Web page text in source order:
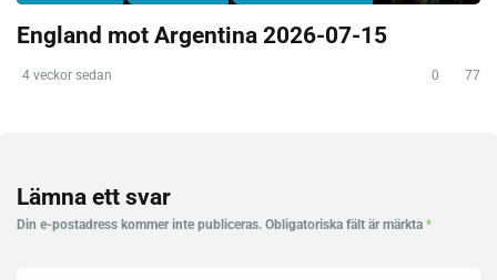
England mot Argentina 2026-07-15
4 veckor sedan 0 77
Lämna ett svar
Din e-postadress kommer inte publiceras. Obligatoriska fält är märkta *